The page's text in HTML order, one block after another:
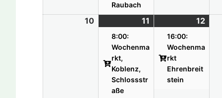
Raubach
10 11
Veranstaltung)
8:00:
Wochenma
rkt,
Koblenz,
Schlossstr
aße
12
16:00:
Wochenma
rkt
Ehrenbreit
stein